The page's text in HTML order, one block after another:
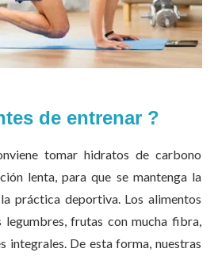
de entrenar ?
tomar hidratos de carbono
lenta, para que se mantenga la
práctica deportiva. Los alimentos
legumbres, frutas con mucha fibra,
integrales. De esta forma, nuestras